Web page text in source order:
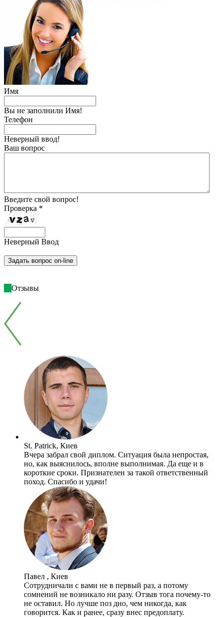
Имя
Вы не заполнили Имя!
Телефон
Неверный ввод!
Ваш вопрос
Введите свой вопрос!
Проверка *
Неверный Ввод
Отзывы
St. Patrick, Киев
Вчера забрал свой диплом. Ситуация была непростая,
но, как выяснилось, вполне выполнимая. Да еще и в
короткие сроки. Признателен за такой ответственный
поход. Спасибо и удачи!
Павел , Киев
Сотрудничали с вами не в первый раз, а потому
сомнений не возникало ни разу. Отзыв тога почему-то
не оставил. Но лучше поз дно, чем никогда, как
говорится. Как и ранее, сразу внес предоплату.